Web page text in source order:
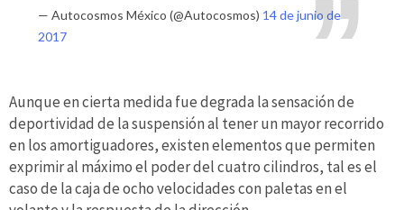
— Autocosmos México (@Autocosmos) 14 de junio de
2017
Aunque en cierta medida fue degrada la sensación de
deportividad de la suspensión al tener un mayor recorrido
en los amortiguadores, existen elementos que permiten
exprimir al máximo el poder del cuatro cilindros, tal es el
caso de la caja de ocho velocidades con paletas en el